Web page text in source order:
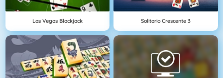
Las Vegas Blackjack Solitario Crescente 3